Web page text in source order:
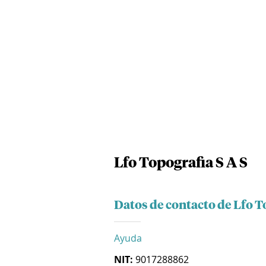
Lfo Topografia S A S
Datos de contacto de Lfo
Ayuda
NIT: 9017288862